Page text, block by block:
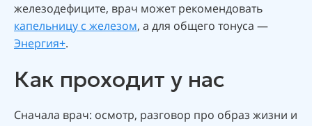
железодефиците, врач может рекомендовать
капельницу с железом, а для общего тонуса —
Энергия+.
Как проходит у нас
Сначала врач: осмотр, разговор про образ жизни и